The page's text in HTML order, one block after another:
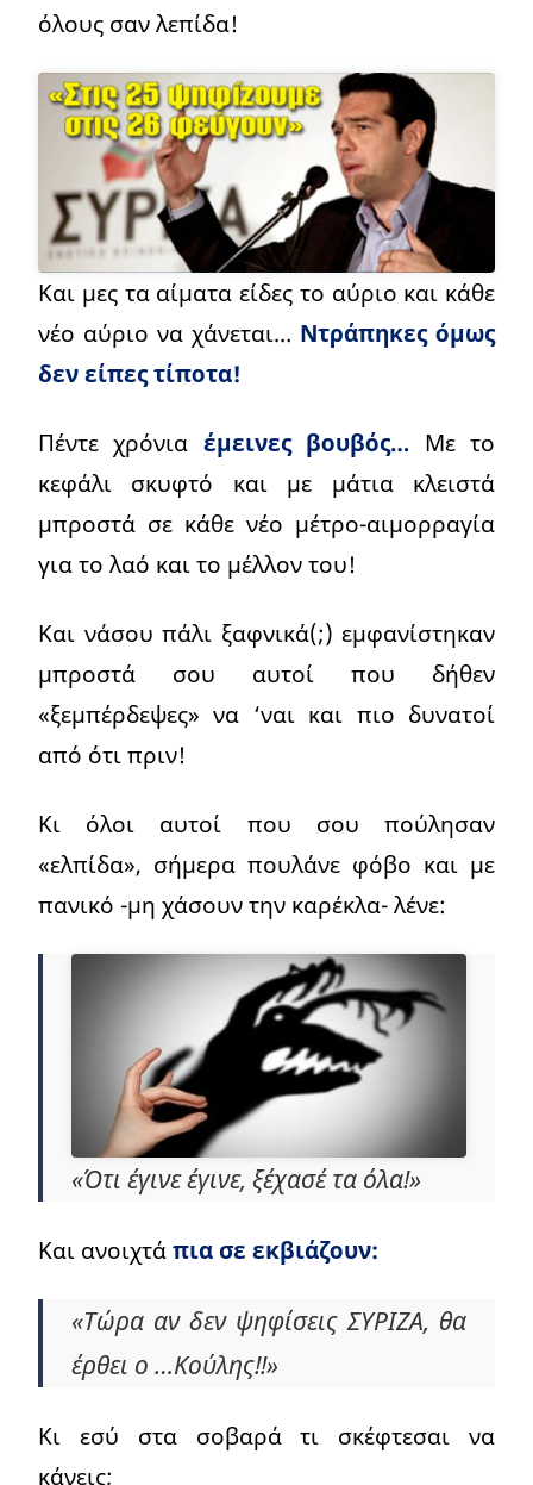
όλους σαν λεπίδα!
Και μες τα αίματα είδες το αύριο και κάθε
νέο αύριο να χάνεται… Ντράπηκες όμως
δεν είπες τίποτα!
Πέντε χρόνια έμεινες βουβός… Με το
κεφάλι σκυφτό και με μάτια κλειστά
μπροστά σε κάθε νέο μέτρο-αιμορραγία
για το λαό και το μέλλον του!
Και νάσου πάλι ξαφνικά(;) εμφανίστηκαν
μπροστά σου αυτοί που δήθεν
«ξεμπέρδεψες» να ‘ναι και πιο δυνατοί
από ότι πριν!
Κι όλοι αυτοί που σου πούλησαν
«ελπίδα», σήμερα πουλάνε φόβο και με
πανικό -μη χάσουν την καρέκλα- λένε:
«Ότι έγινε έγινε, ξέχασέ τα όλα!»
Και ανοιχτάπια σε εκβιάζουν:
«Τώρα αν δεν ψηφίσεις ΣΥΡΙΖΑ, θα
έρθει ο …Κούλης!!»
Κι εσύ στα σοβαρά τι σκέφτεσαι να
κάνεις;